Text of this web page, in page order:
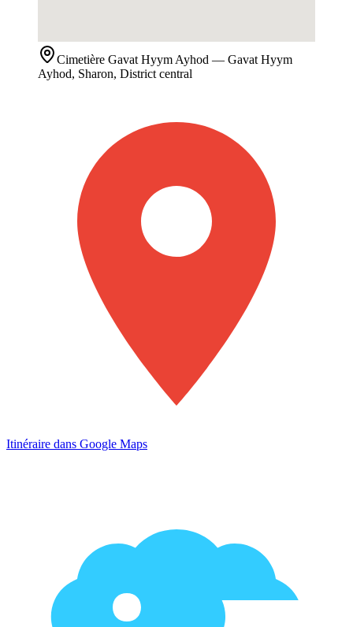
Cimetière Gavat Hyym Ayhod — Gavat Hyym
Ayhod, Sharon, District central
Itinéraire dans Google Maps